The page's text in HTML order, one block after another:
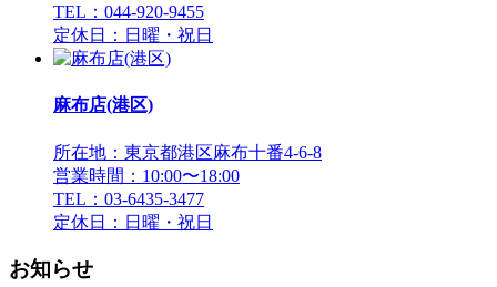
TEL：044-920-9455
定休日：日曜・祝日
麻布店(港区)
所在地：東京都港区麻布十番4-6-8
営業時間：10:00〜18:00
TEL：03-6435-3477
定休日：日曜・祝日
お知らせ